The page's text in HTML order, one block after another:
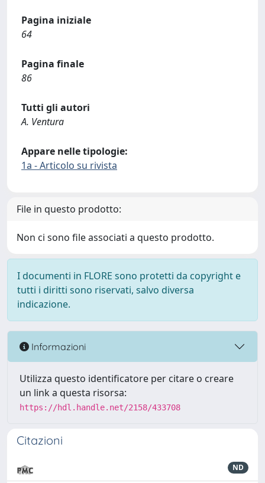
Pagina iniziale
64
Pagina finale
86
Tutti gli autori
A. Ventura
Appare nelle tipologie:
1a - Articolo su rivista
File in questo prodotto:
Non ci sono file associati a questo prodotto.
I documenti in FLORE sono protetti da copyright e
tutti i diritti sono riservati, salvo diversa
indicazione.
Informazioni
Utilizza questo identificatore per citare o creare
un link a questa risorsa:
https://hdl.handle.net/2158/433708
Citazioni
ND